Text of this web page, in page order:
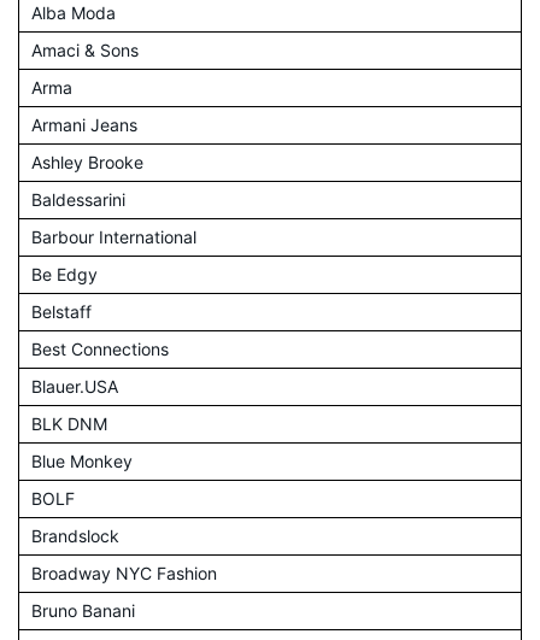
Alba Moda
Amaci & Sons
Arma
Armani Jeans
Ashley Brooke
Baldessarini
Barbour International
Be Edgy
Belstaff
Best Connections
Blauer.USA
BLK DNM
Blue Monkey
BOLF
Brandslock
Broadway NYC Fashion
Bruno Banani